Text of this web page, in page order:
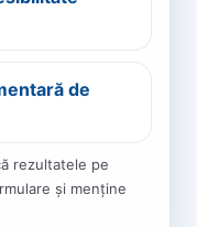
de
rezultatele pe
și menține